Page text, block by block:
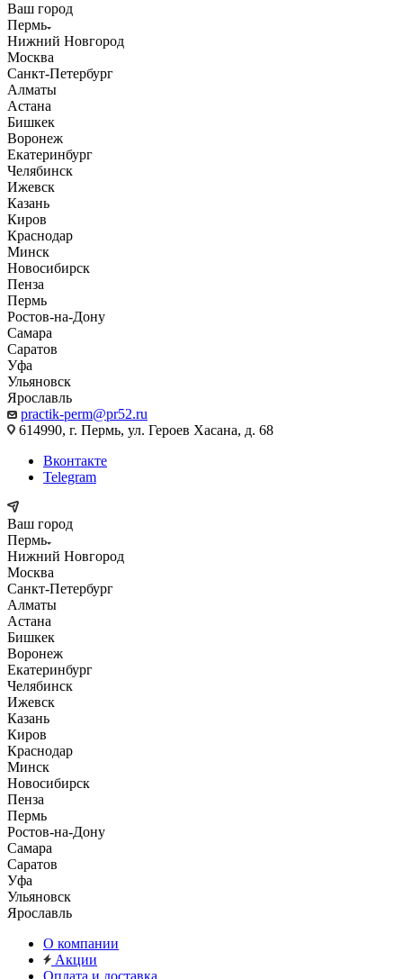
Ваш город
Пермь
Нижний Новгород
Москва
Санкт-Петербург
Алматы
Астана
Бишкек
Воронеж
Екатеринбург
Челябинск
Ижевск
Казань
Киров
Краснодар
Минск
Новосибирск
Пенза
Пермь
Ростов-на-Дону
Самара
Саратов
Уфа
Ульяновск
Ярославль
practik-perm@pr52.ru
614990, г. Пермь, ул. Героев Хасана, д. 68
Вконтакте
Telegram
Ваш город
Пермь
Нижний Новгород
Москва
Санкт-Петербург
Алматы
Астана
Бишкек
Воронеж
Екатеринбург
Челябинск
Ижевск
Казань
Киров
Краснодар
Минск
Новосибирск
Пенза
Пермь
Ростов-на-Дону
Самара
Саратов
Уфа
Ульяновск
Ярославль
О компании
Акции
Оплата и доставка